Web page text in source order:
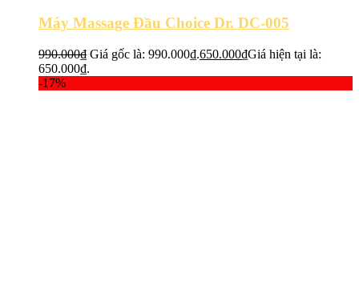
Máy Massage Đầu Choice Dr. DC-005
990.000₫ Giá gốc là: 990.000₫.650.000₫Giá hiện tại là:
650.000₫.
-17%